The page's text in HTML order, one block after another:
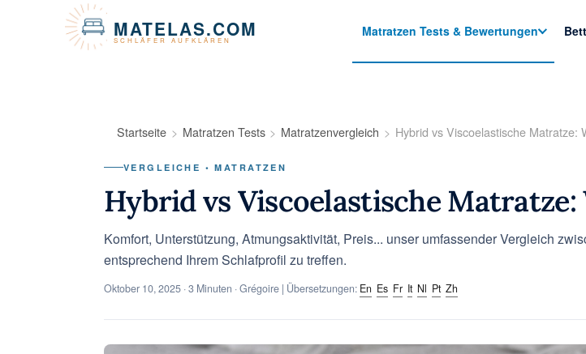
MATELAS.COM
SCHLÄFER AUFKLÄREN
Matratzen Tests & Bewertungen
Startseite Matratzen Tests Matratzenvergleich Hybrid vs Viscoelastische Matratze:
VERGLEICHE • MATRATZEN
Hybrid vs Viscoelastische
Komfort, Unterstützung, Atmungsaktivität, Preis... unser umfassender Vergleich
entsprechend Ihrem Schlafprofil zu treffen.
Oktober 10, 2025 · 3 Minuten · Grégoire | Übersetzungen: En Es Fr It Nl Pt Zh
Cookie-Einstellungen